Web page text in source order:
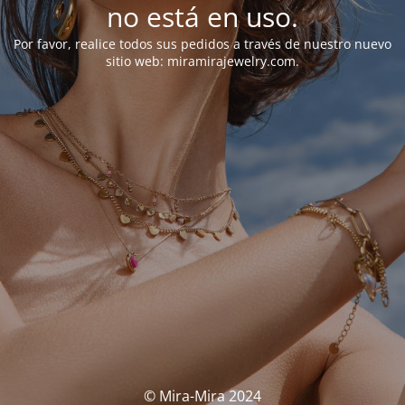
no está en uso.
Por favor, realice todos sus pedidos a través de nuestro nuevo
sitio web: miramirajewelry.com.
© Mira-Mira 2024